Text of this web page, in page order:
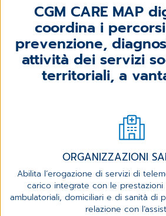
CGM CARE MAP
coordina i
prevenzione,
attività dei servizi
territoriali, a
ORGANIZZAZIONI
Abilita l’erogazione di servizi di
carico integrate con le
ambulatoriali, domiciliari e di sanità di
relazione con